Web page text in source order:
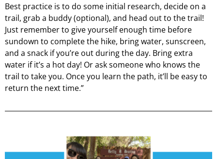
Best practice is to do some initial research, decide on a
trail, grab a buddy (optional), and head out to the trail!
Just remember to give yourself enough time before
sundown to complete the hike, bring water, sunscreen,
and a snack if you’re out during the day. Bring extra
water if it’s a hot day! Or ask someone who knows the
trail to take you. Once you learn the path, it’ll be easy to
return the next time.”